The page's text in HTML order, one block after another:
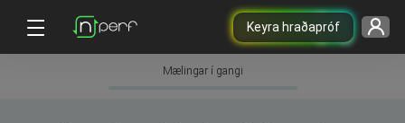
Keyra hraðapróf
Mælingar í gangi